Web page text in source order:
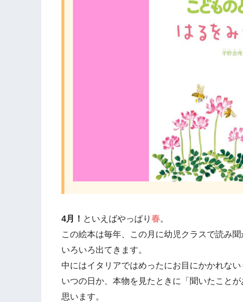
4月！ といえばやっぱり 春。
この絵本は毎年、この月に幼児クラスで読み
いろいろ出てきます。
中にはイタリアではめったにお目にかかれな
いつの日か、本物を見たときに「聞いたこと
思います。